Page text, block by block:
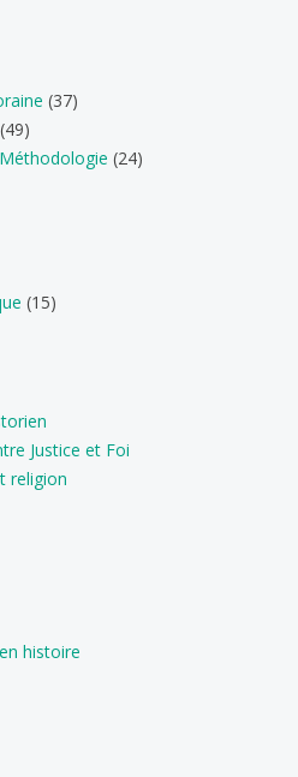
(37)
(49)
(24)
(15)
Justice et Foi
religion
histoire